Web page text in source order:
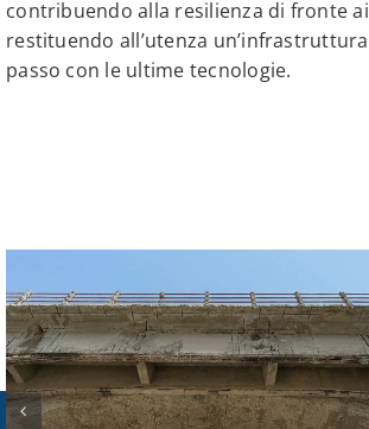
contribuendo alla resilienza di fronte
restituendo all’utenza
passo con le ultime tecnologie.